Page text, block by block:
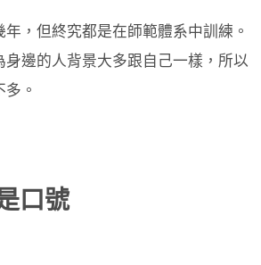
，但終究都是在師範體系中訓練。
身邊的人背景大多跟自己一樣，所以
。
口號